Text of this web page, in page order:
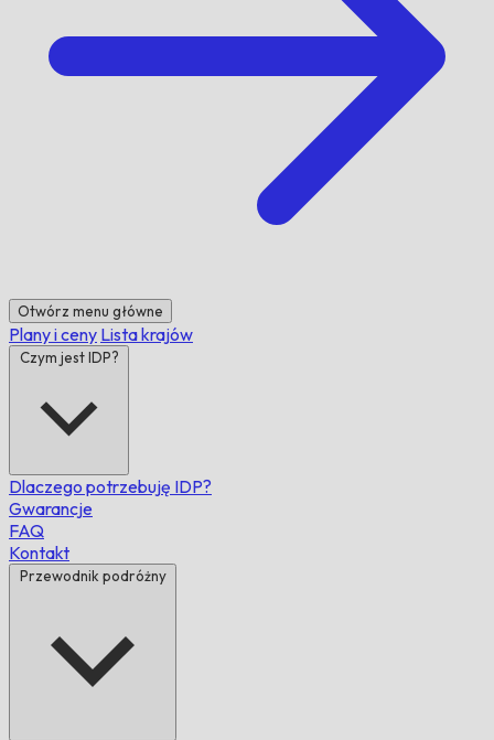
Otwórz menu główne
Plany i ceny Lista krajów
Czym jest IDP?
Dlaczego potrzebuję IDP?
Gwarancje
FAQ
Kontakt
Przewodnik podróżny